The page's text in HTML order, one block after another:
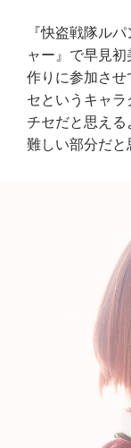
『快盗戦隊ル
ャー』で早見
作りに参加さ
セというキャ
チセだと思え
難しい部分だと